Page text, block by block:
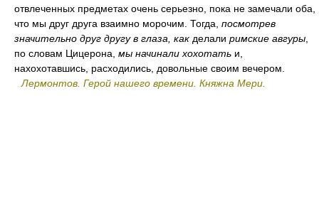
отвлеченных предметах очень серьезно, пока не замечали оба,
что мы друг друга взаимно морочим. Тогда, посмотрев
значительно друг другу в глаза, как делали римские авгуры
по словам Цицерона, мы начинали хохотать и,
нахохотавшись, расходились, довольные своим вечером.
Лермонтов. Герой нашего времени. Княжна Мери.